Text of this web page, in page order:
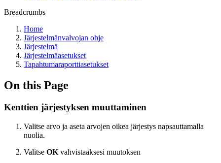
Breadcrumbs
Home
Järjestelmänvalvojan ohje
Järjestelmä
Järjestelmäasetukset
Tapahtumaraporttiasetukset
On this Page
Kenttien järjestyksen muuttaminen
Valitse arvo ja aseta arvojen oikea järjestys napsauttamalla
nuolia.
Valitse OK vahvistaaksesi muutoksen